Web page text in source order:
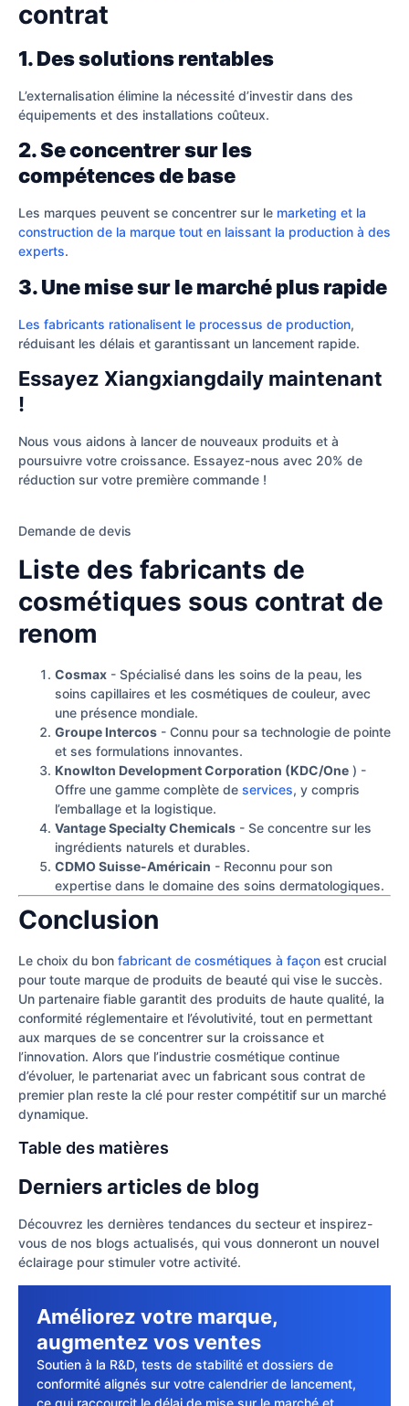
contrat
1. Des solutions rentables
L’externalisation élimine la nécessité d’investir dans des
équipements et des installations coûteux.
2. Se concentrer sur les
compétences de base
Les marques peuvent se concentrer sur le marketing et la
construction de la marque tout en laissant la production à des
experts.
3. Une mise sur le marché plus rapide
Les fabricants rationalisent le processus de production,
réduisant les délais et garantissant un lancement rapide.
Essayez Xiangxiangdaily maintenant
!
Nous vous aidons à lancer de nouveaux produits et à
poursuivre votre croissance. Essayez-nous avec 20% de
réduction sur votre première commande !
Demande de devis
Liste des fabricants de
cosmétiques sous contrat de
renom
Cosmax - Spécialisé dans les soins de la peau, les
soins capillaires et les cosmétiques de couleur, avec
une présence mondiale.
Groupe Intercos - Connu pour sa technologie de pointe
et ses formulations innovantes.
Knowlton Development Corporation (KDC/One ) -
Offre une gamme complète de services, y compris
l’emballage et la logistique.
Vantage Specialty Chemicals - Se concentre sur les
ingrédients naturels et durables.
CDMO Suisse-Américain - Reconnu pour son
expertise dans le domaine des soins dermatologiques.
Conclusion
Le choix du bon fabricant de cosmétiques à façon est crucial
pour toute marque de produits de beauté qui vise le succès.
Un partenaire fiable garantit des produits de haute qualité, la
conformité réglementaire et l’évolutivité, tout en permettant
aux marques de se concentrer sur la croissance et
l’innovation. Alors que l’industrie cosmétique continue
d’évoluer, le partenariat avec un fabricant sous contrat de
premier plan reste la clé pour rester compétitif sur un marché
dynamique.
Table des matières
Derniers articles de blog
Découvrez les dernières tendances du secteur et inspirez-
vous de nos blogs actualisés, qui vous donneront un nouvel
éclairage pour stimuler votre activité.
Améliorez votre marque,
augmentez vos ventes
Soutien à la R&D, tests de stabilité et dossiers de
conformité alignés sur votre calendrier de lancement,
ce qui raccourcit le délai de mise sur le marché et